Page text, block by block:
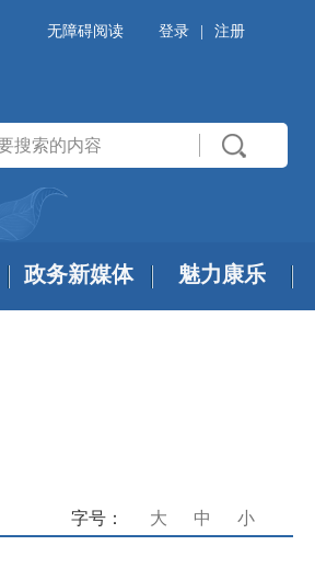
无障碍阅读 登录 注册
政务新媒体 魅力康乐
字号： 大 中 小